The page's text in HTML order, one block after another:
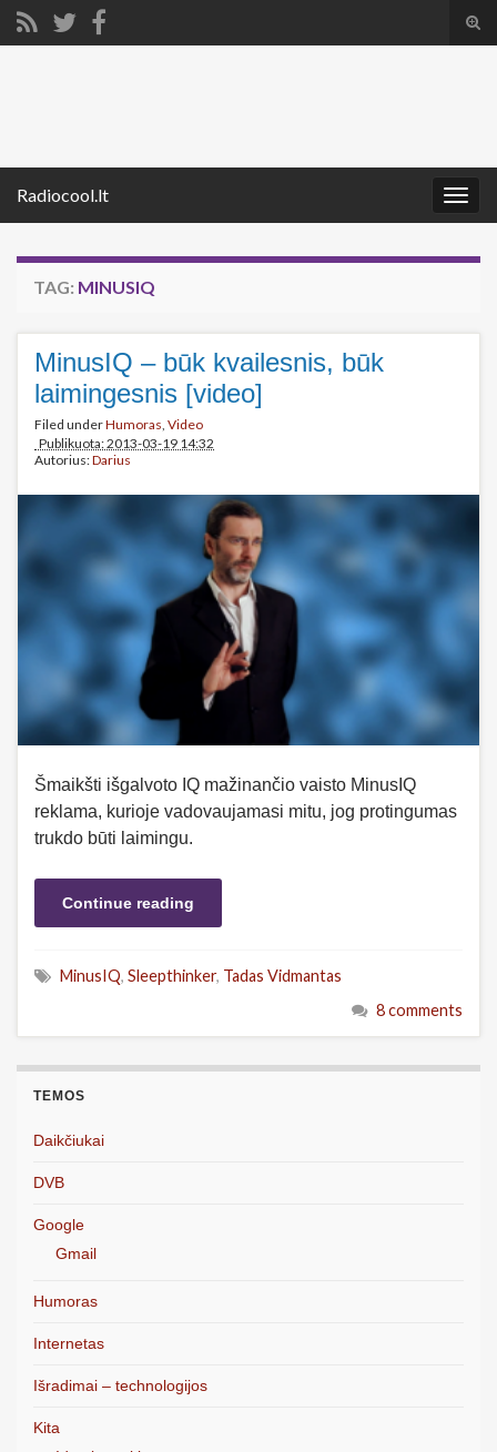
Radiocool.lt
TAG: MINUSIQ
MinusIQ – būk kvailesnis, būk
laimingesnis [video]
Filed underHumoras, Video
Publikuota: 2013-03-19 14:32
Autorius:Darius
Šmaikšti išgalvoto IQ mažinančio vaisto MinusIQ
reklama, kurioje vadovaujamasi mitu, jog protingumas
trukdo būti laimingu.
Continue reading
MinusIQ, Sleepthinker, Tadas Vidmantas
8 comments
TEMOS
Daikčiukai
DVB
Google
Gmail
Humoras
Internetas
Išradimai – technologijos
Kita